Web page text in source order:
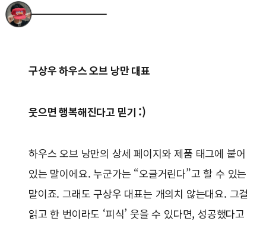
구상우 하우스 오브 낭만 대표
웃으면 행복해진다고 믿기 :)
하우스 오브 낭만의 상세 페이지와 제품 태그에 붙어
있는 말이에요. 누군가는 “오글거린다”고 할 수 있는
말이죠. 그래도 구상우 대표는 개의치 않는대요. 그걸
읽고 한 번이라도 ‘피식’ 웃을 수 있다면, 성공했다고